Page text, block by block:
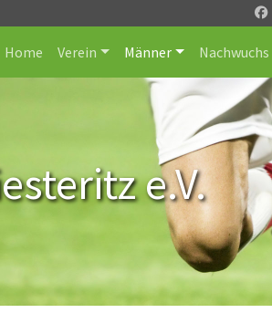
Home Verein Männer Nachwuchs
e.V.